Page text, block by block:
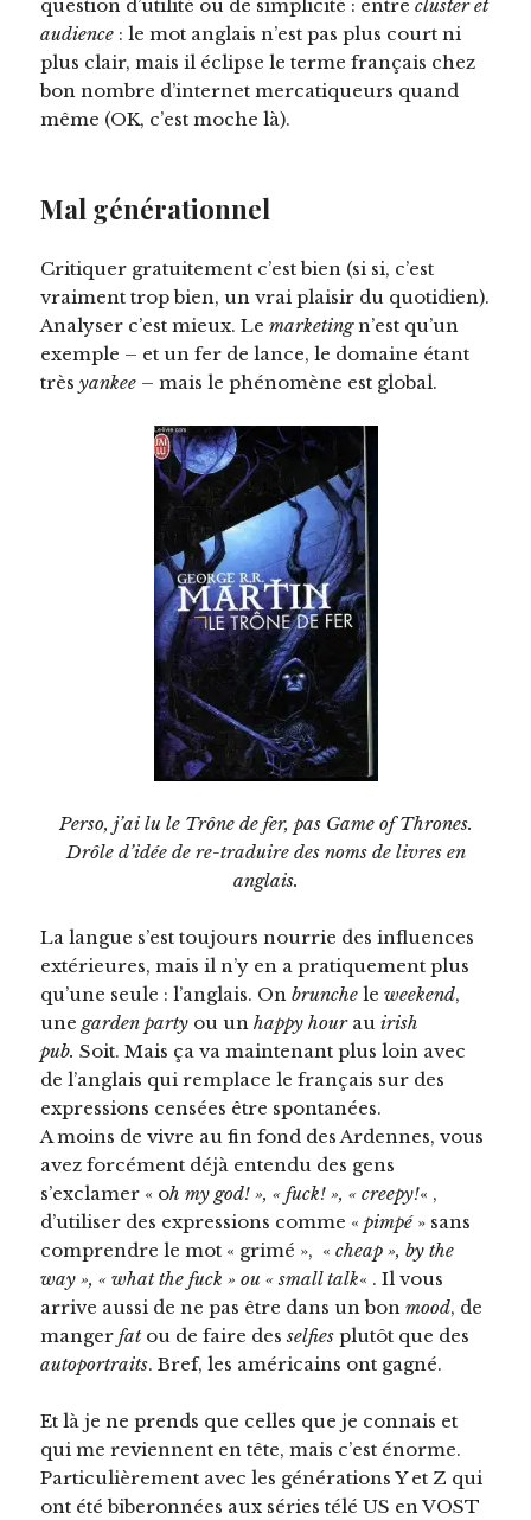
question d’utilité ou de simplicité : entrecluster et
audience : le mot anglais n’est pas plus court ni
plus clair, mais il éclipse le terme français chez
bon nombre d’internet mercatiqueurs quand
même (OK, c’est moche là).
Mal générationnel
Critiquer gratuitement c’est bien (si si, c’est
vraiment trop bien, un vrai plaisir du quotidien).
Analyser c’est mieux. Lemarketingn’est qu’un
exemple – et un fer de lance, le domaine étant
trèsyankee – mais le phénomène est global.
Perso, j’ai lu le Trône de fer, pas Game of Thrones.
Drôle d’idée de re-traduire des noms de livres en
anglais.
La langue s’est toujours nourrie des influences
extérieures, mais il n’y en a pratiquement plus
qu’une seule : l’anglais. Onbrunche leweekend,
unegarden party ou unhappy hourauirish
pub. Soit. Mais ça va maintenant plus loin avec
de l’anglais qui remplace le français sur des
expressions censées être spontanées.
A moins de vivre au fin fond des Ardennes, vous
avez forcément déjà entendu des gens
s’exclamer « oh my god! », « fuck! », « creepy!« ,
d’utiliser des expressions comme «pimpé» sans
comprendre le mot « grimé », «cheap », by the
way », « what the fuck » ou « small talk« . Il vous
arrive aussi de ne pas être dans un bonmood, de
mangerfatou de faire desselfies plutôt que des
autoportraits. Bref, les américains ont gagné.
Et là je ne prends que celles que je connais et
qui me reviennent en tête, mais c’est énorme.
Particulièrement avec les générations Y et Z qui
ont été biberonnées aux séries télé US en VOST